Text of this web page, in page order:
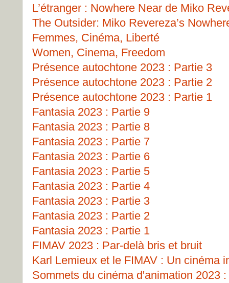
L’étranger : Nowhere Near de Miko
The Outsider: Miko Revereza’s
Femmes, Cinéma, Liberté
Women, Cinema, Freedom
Présence autochtone 2023 : Partie 3
Présence autochtone 2023 : Partie 2
Présence autochtone 2023 : Partie 1
Fantasia 2023 : Partie 9
Fantasia 2023 : Partie 8
Fantasia 2023 : Partie 7
Fantasia 2023 : Partie 6
Fantasia 2023 : Partie 5
Fantasia 2023 : Partie 4
Fantasia 2023 : Partie 3
Fantasia 2023 : Partie 2
Fantasia 2023 : Partie 1
FIMAV 2023 : Par-delà bris et bruit
Karl Lemieux et le FIMAV : Un cinéma
Sommets du cinéma d'animation 2023